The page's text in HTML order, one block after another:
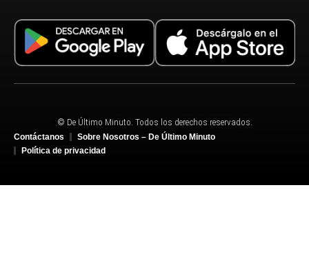
© De Último Minuto. Todos los derechos reservados.
Contáctanos
Sobre Nosotros – De Último Minuto
Política de privacidad